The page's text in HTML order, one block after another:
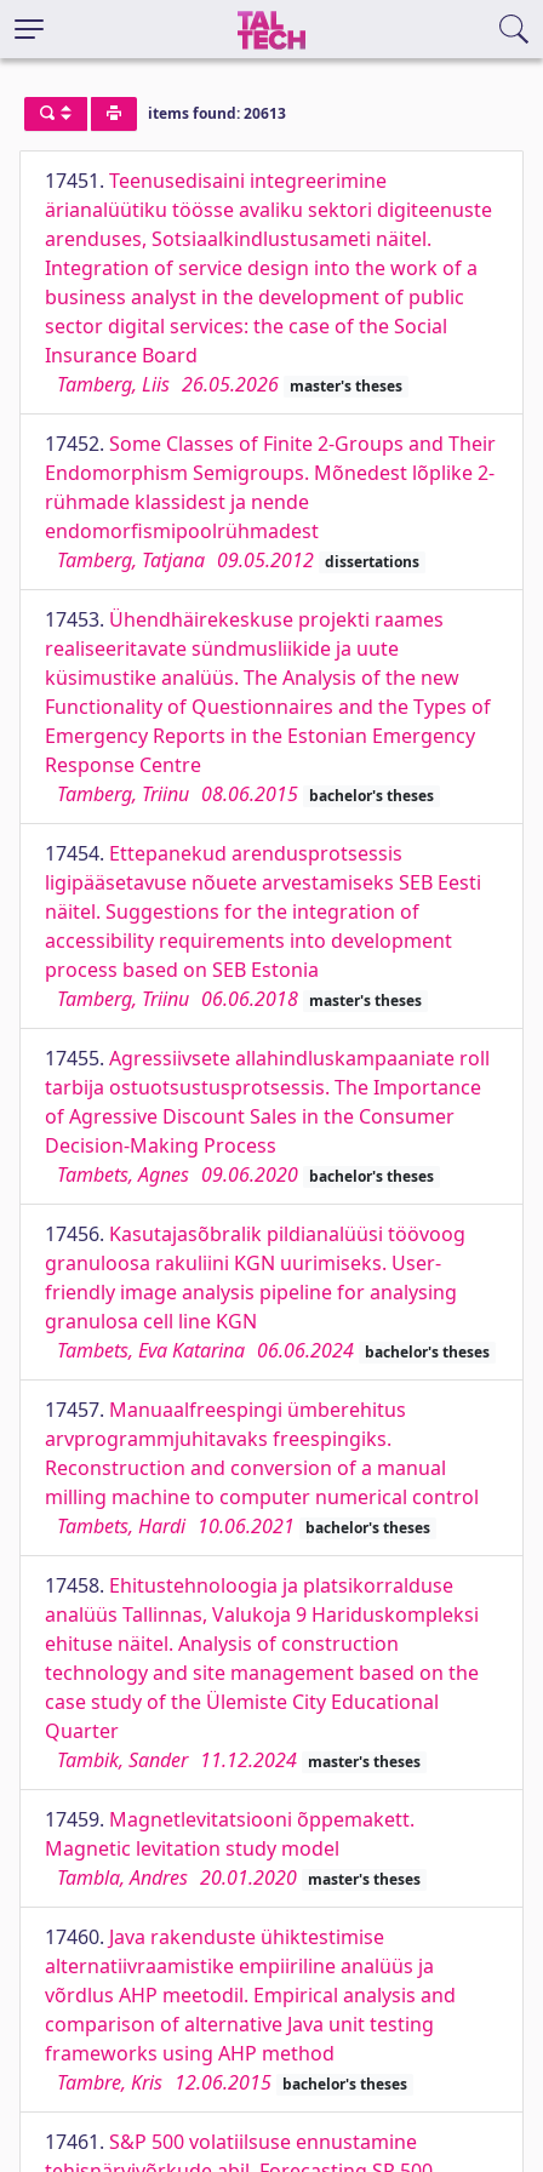
items found: 20613
17451. Teenusedisaini integreerimine
ärianalüütiku töösse avaliku sektori digiteenuste
arenduses, Sotsiaalkindlustusameti näitel.
Integration of service design into the work of a
business analyst in the development of public
sector digital services: the case of the Social
Insurance Board
Tamberg, Liis 26.05.2026 master's theses
17452. Some Classes of Finite 2-Groups and Their
Endomorphism Semigroups. Mõnedest lõplike 2-
rühmade klassidest ja nende
endomorfismipoolrühmadest
Tamberg, Tatjana 09.05.2012 dissertations
17453. Ühendhäirekeskuse projekti raames
realiseeritavate sündmusliikide ja uute
küsimustike analüüs. The Analysis of the new
Functionality of Questionnaires and the Types of
Emergency Reports in the Estonian Emergency
Response Centre
Tamberg, Triinu 08.06.2015 bachelor's theses
17454. Ettepanekud arendusprotsessis
ligipääsetavuse nõuete arvestamiseks SEB Eesti
näitel. Suggestions for the integration of
accessibility requirements into development
process based on SEB Estonia
Tamberg, Triinu 06.06.2018 master's theses
17455. Agressiivsete allahindluskampaaniate roll
tarbija ostuotsustusprotsessis. The Importance
of Agressive Discount Sales in the Consumer
Decision-Making Process
Tambets, Agnes 09.06.2020 bachelor's theses
17456. Kasutajasõbralik pildianalüüsi töövoog
granuloosa rakuliini KGN uurimiseks. User-
friendly image analysis pipeline for analysing
granulosa cell line KGN
Tambets, Eva Katarina 06.06.2024 bachelor's theses
17457. Manuaalfreespingi ümberehitus
arvprogrammjuhitavaks freespingiks.
Reconstruction and conversion of a manual
milling machine to computer numerical control
Tambets, Hardi 10.06.2021 bachelor's theses
17458. Ehitustehnoloogia ja platsikorralduse
analüüs Tallinnas, Valukoja 9 Hariduskompleksi
ehituse näitel. Analysis of construction
technology and site management based on the
case study of the Ülemiste City Educational
Quarter
Tambik, Sander 11.12.2024 master's theses
17459. Magnetlevitatsiooni õppemakett.
Magnetic levitation study model
Tambla, Andres 20.01.2020 master's theses
17460. Java rakenduste ühiktestimise
alternatiivraamistike empiiriline analüüs ja
võrdlus AHP meetodil. Empirical analysis and
comparison of alternative Java unit testing
frameworks using AHP method
Tambre, Kris 12.06.2015 bachelor's theses
17461. S&P 500 volatiilsuse ennustamine